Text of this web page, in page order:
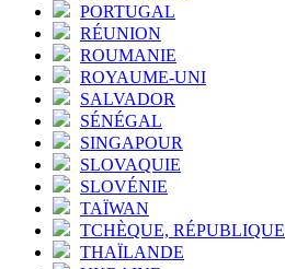
PORTUGAL
RÉUNION
ROUMANIE
ROYAUME-UNI
SALVADOR
SÉNÉGAL
SINGAPOUR
SLOVAQUIE
SLOVÉNIE
TAÏWAN
TCHÈQUE, RÉPUBLIQUE
THAÏLANDE